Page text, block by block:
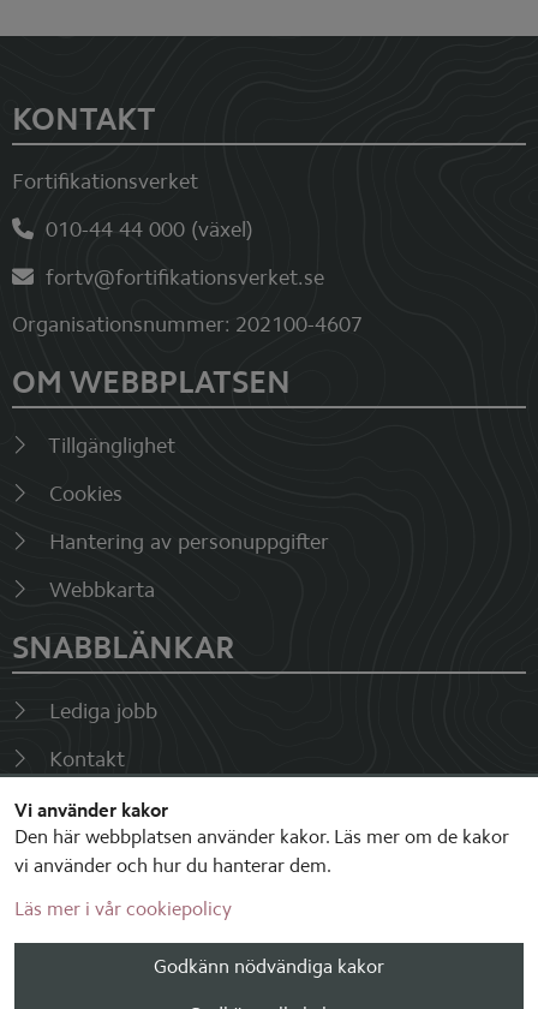
Vi använder kakor
Den här webbplatsen använder kakor. Läs mer om de kakor
vi använder och hur du hanterar dem.
Läs mer i vår cookiepolicy
Godkänn nödvändiga kakor
Sidfot
KONTAKT
Fortifikationsverket
010-44 44 000 (växel)
fortv@fortifikationsverket.se
Organisationsnummer: 202100-4607
OM WEBBPLATSEN
Tillgänglighet
Cookies
Hantering av personuppgifter
Webbkarta
SNABBLÄNKAR
Lediga jobb
Kontakt
Fakturor
Visselblåsarfunktion
SOCIALA MEDIER